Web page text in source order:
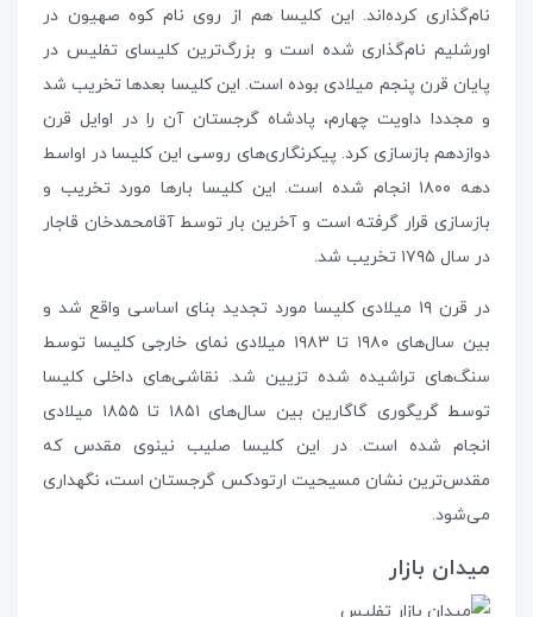
نام‌گذاری کرده‌اند. این کلیسا هم از روی نام کوه صهیون در
اورشلیم نام‌گذاری شده است و بزرگ‌ترین کلیسای تفلیس در
پایان قرن پنجم میلادی بوده است. این کلیسا بعدها تخریب شد
و مجددا داویت چهارم، پادشاه گرجستان آن را در اوایل قرن
دوازدهم بازسازی کرد. پیکرنگاری‌های روسی این کلیسا در اواسط
دهه‌ ۱۸۰۰ انجام شده است. این کلیسا بارها مورد تخریب و
بازسازی قرار گرفته است و آخرین بار توسط آقامحمدخان قاجار
در سال ۱۷۹۵ تخریب شد.
در قرن ۱۹ میلادی کلیسا مورد تجدید بنای اساسی واقع شد و
بین سال‌های ۱۹۸۰ تا ۱۹۸۳ میلادی نمای خارجی کلیسا توسط
سنگ‌های تراشیده شده تزیین شد. نقاشی‌های داخلی کلیسا
توسط گریگوری گاگارین بین سال‌های ۱۸۵۱ تا ۱۸۵۵ میلادی
انجام شده است. در این کلیسا صلیب نینوی مقدس که
مقدس‌ترین نشان مسیحیت ارتودکس گرجستان است، نگهداری
می‌شود.
میدان بازار